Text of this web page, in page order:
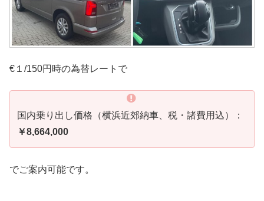
€１/150円時の為替レートで
国内乗り出し価格（横浜近郊納車、税・諸費用込）：
￥8,664,000
でご案内可能です。